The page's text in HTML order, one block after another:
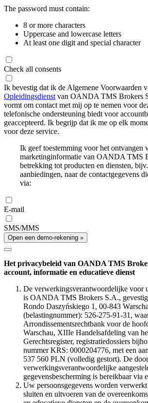
The password must contain:
8 or more characters
Uppercase and lowercase letters
At least one digit and special character
Check all consents
Ik bevestig dat ik de Algemene Voorwaarden
Opleidingsdienst van OANDA TMS Brokers
vormt om contact met mij op te nemen voor
telefonische ondersteuning biedt voor
geaccepteerd. Ik begrijp dat ik me op elk
voor deze service.
Ik geef toestemming voor het ontvangen
marketinginformatie van OANDA TMS
betrekking tot producten en diensten,
aanbiedingen, naar de contactgegevens
via:
E-mail
SMS/MMS
Open een demo-rekening »
Het privacybeleid van OANDA TMS
account, informatie en educatieve dienst
De verwerkingsverantwoordelijke voor
is OANDA TMS Brokers S.A.,
Rondo Daszyńskiego 1, 00-843
(belastingnummer): 526-275-91-31,
Arrondissementsrechtbank voor de
Warschau, XIIIe Handelsafdeling van
Gerechtsregister, registratiedossiers
nummer KRS: 0000204776, met een
537 560 PLN (volledig gestort). De
verwerkingsverantwoordelijke
gegevensbescherming is bereikbaar via
Uw persoonsgegevens worden
sluiten en uitvoeren van de